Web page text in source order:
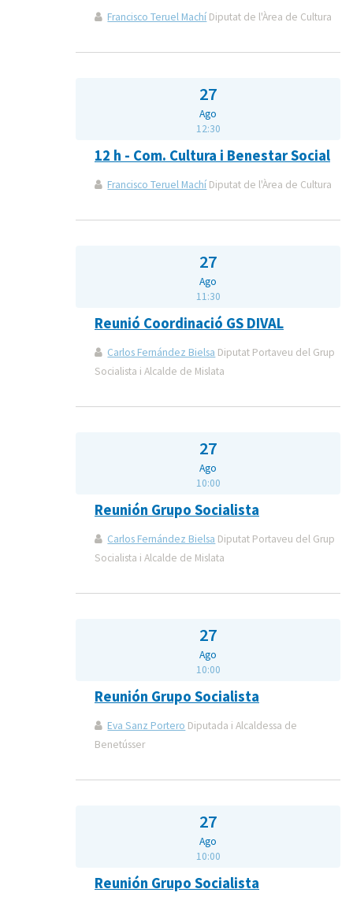
Francisco Teruel Machí Diputat de l'Àrea de Cultura
27
Ago
12:30
12 h - Com. Cultura i Benestar Social
Francisco Teruel Machí Diputat de l'Àrea de Cultura
27
Ago
11:30
Reunió Coordinació GS DIVAL
Carlos Fernández Bielsa Diputat Portaveu del Grup
Socialista i Alcalde de Mislata
27
Ago
10:00
Reunión Grupo Socialista
Carlos Fernández Bielsa Diputat Portaveu del Grup
Socialista i Alcalde de Mislata
27
Ago
10:00
Reunión Grupo Socialista
Eva Sanz Portero Diputada i Alcaldessa de
Benetússer
27
Ago
10:00
Reunión Grupo Socialista